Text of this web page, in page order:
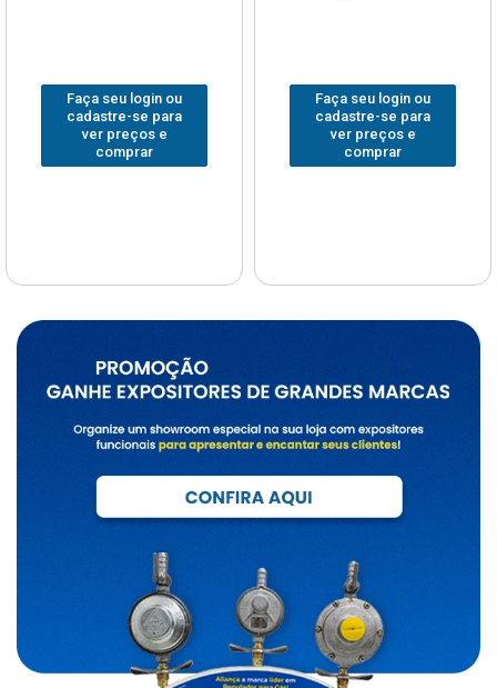
Faça seu login ou
cadastre-se para
ver preços e
comprar
Faça seu login ou
cadastre-se para
ver preços e
comprar